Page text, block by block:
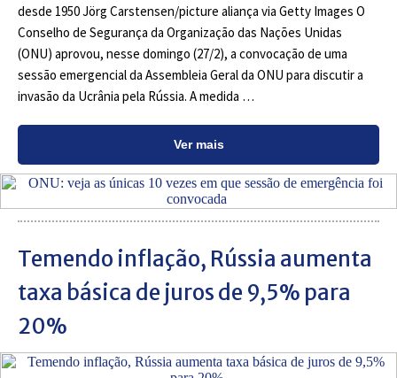
desde 1950 Jörg Carstensen/picture aliança via Getty Images O
Conselho de Segurança da Organização das Nações Unidas
(ONU) aprovou, nesse domingo (27/2), a convocação de uma
sessão emergencial da Assembleia Geral da ONU para discutir a
invasão da Ucrânia pela Rússia. A medida …
Ver mais
Temendo inflação, Rússia aumenta
taxa básica de juros de 9,5% para
20%